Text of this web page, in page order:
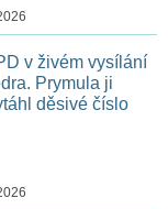
v živém vysílání
Prymula ji
děsivé číslo